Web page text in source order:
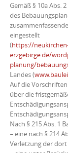
Gemäß § 10a Abs.
des
eingestellt
(https://
erzgebirge.de/
planung/
Landes (
Auf die Vorschriften
über die
Nach § 215 Abs. 1
– eine nach § 214
Verletzung der